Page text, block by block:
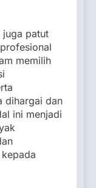
juga patut
memilih
dihargai dan
ini menjadi